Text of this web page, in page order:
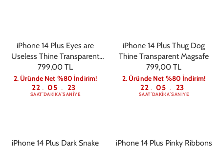
iPhone 14 Plus Eyes are
Useless Thine Transparent
Magsafe
799,00 TL
2. Üründe Net %80 İndirim!
22
SAAT: 05
DAKIKA: 22
SANIYE
iPhone 14 Plus Thug Dog
Thine Transparent Magsafe
799,00 TL
2. Üründe Net %80 İndirim!
22
SAAT: 05
DAKIKA: 22
SANIYE
iPhone 14 Plus Dark Snake
iPhone 14 Plus Pinky Ribbons